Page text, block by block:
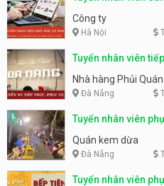
Công ty
Hà Nội
Tuyển nhân viên
Nhà hàng Phủi Quán
Đà Nẵng
Tuyển nhân viên
Quán kem dừa
Đà Nẵng
Tuyển nhân viên